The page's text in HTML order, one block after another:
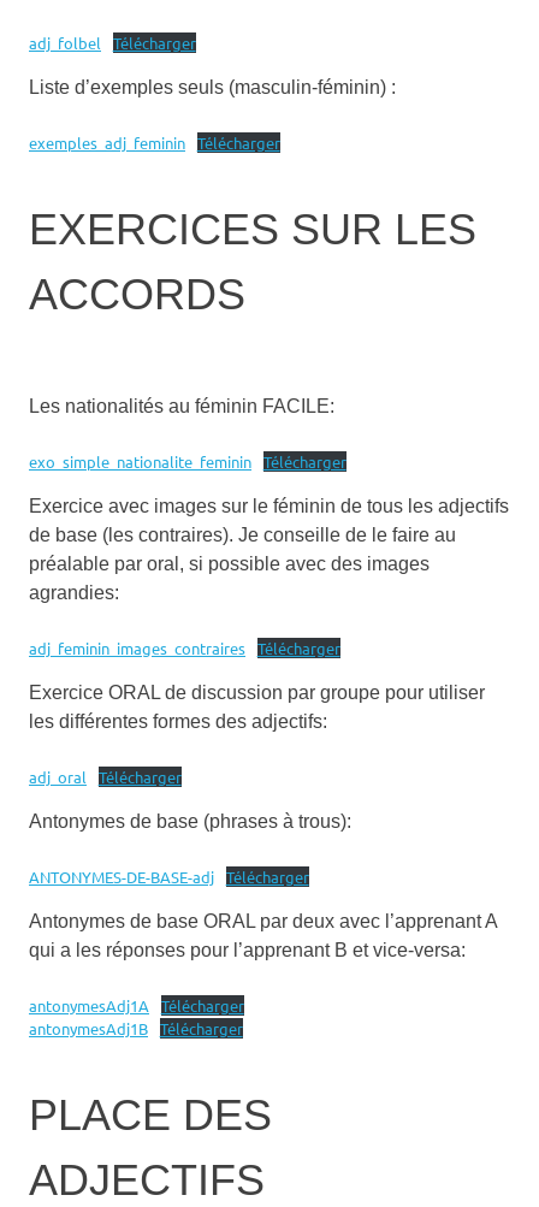
adj_folbel Télécharger
Liste d’exemples seuls (masculin-féminin) :
exemples_adj_feminin Télécharger
EXERCICES SUR LES
ACCORDS
Les nationalités au féminin FACILE:
exo_simple_nationalite_feminin Télécharger
Exercice avec images sur le féminin de tous les adjectifs
de base (les contraires). Je conseille de le faire au
préalable par oral, si possible avec des images
agrandies:
adj_feminin_images_contraires Télécharger
Exercice ORAL de discussion par groupe pour utiliser
les différentes formes des adjectifs:
adj_oral Télécharger
Antonymes de base (phrases à trous):
ANTONYMES-DE-BASE-adj Télécharger
Antonymes de base ORAL par deux avec l’apprenant A
qui a les réponses pour l’apprenant B et vice-versa:
antonymesAdj1A Télécharger
antonymesAdj1B Télécharger
PLACE DES
ADJECTIFS